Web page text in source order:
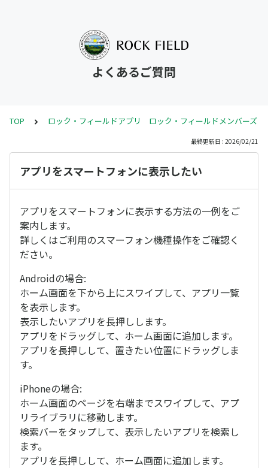
よくあるご質問
TOP ロック・フィールドアプリ ロック・フィールドメンバーズ
最終更新日 : 2026/02/21
アプリをスマートフォンに表示したい
アプリをスマートフォンに表示する方法の一例をご
案内します。
詳しくはご利用のスマーフォン機種操作をご確認く
ださい。
Androidの場合:
ホーム画面を下から上にスワイプして、アプリ一覧
を表示します。
表示したいアプリを長押しします。
アプリをドラッグして、ホーム画面に追加します。
アプリを長押しして、置きたい位置にドラッグしま
す。
iPhoneの場合:
ホーム画面のページを右端までスワイプして、アプ
リライブラリに移動します。
検索バーをタップして、表示したいアプリを検索し
ます。
アプリを長押しして、ホーム画面に追加します。